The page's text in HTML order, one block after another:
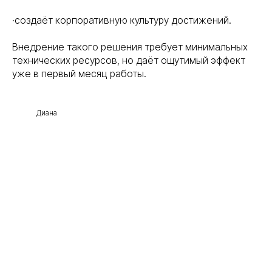
·создаёт корпоративную культуру достижений.
Внедрение такого решения требует минимальных
технических ресурсов, но даёт ощутимый эффект
уже в первый месяц работы.
Диана